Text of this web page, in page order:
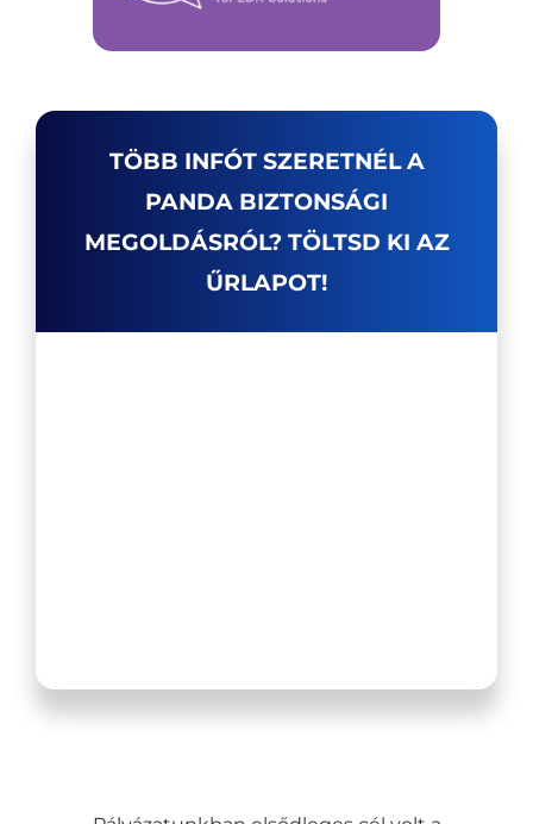
TÖBB INFÓT SZERETNÉL A
PANDA BIZTONSÁGI
MEGOLDÁSRÓL? TÖLTSD KI AZ
ŰRLAPOT!